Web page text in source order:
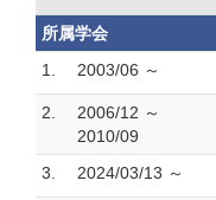
所属学会
1.
2003/06 ～
2.
2006/12 ～
2010/09
3. 2024/03/13 ～